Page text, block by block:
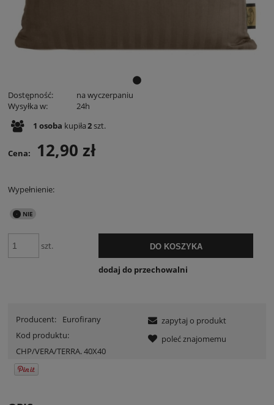
Dostępność:
na wyczerpaniu
Wysyłka w:
24h
1 osoba kupiła2szt.
Cena: 12,90 zł
Wypełnienie:
szt. DO KOSZYKA
dodaj do przechowalni
Producent:
Eurofirany
Kod produktu:
CHP/VERA/TERRA. 40X40
zapytaj o produkt
poleć znajomemu